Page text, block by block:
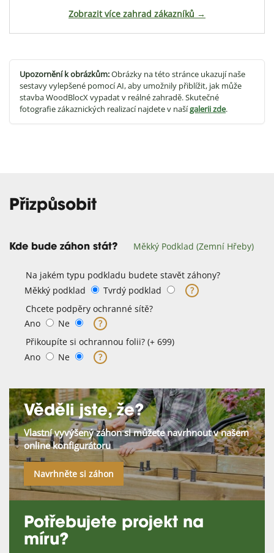
Zobrazit více zahrad zákazníků →
Upozornění k obrázkům:Obrázky na této stránce ukazují naše
sestavy vylepšené pomocí AI, aby umožnily přiblížit, jak může
stavba WoodBlocX vypadat v reálné zahradě. Skutečné
fotografie zákaznických realizací najdete v našígalerii zde.
Přizpůsobit
Kde bude záhon stát? Měkký Podklad (zemní Hřeby)
Na jakém typu podkladu budete stavět záhony?
Měkký podklad
Tvrdý podklad
?
Chcete podpěry ochranné sítě?
Ano
Ne
?
Přikoupíte si ochrannou folii? (+ 699)
Ano
Ne ?
Věděli jste, že?
Vlastní vyvýšený záhon si můžete navrhnout v našem
online konfigurátoru
Navrhněte si záhon
Potřebujete projekt na
míru?